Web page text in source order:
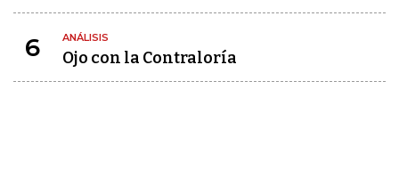
6 ANÁLISIS
Ojo con la Contraloría